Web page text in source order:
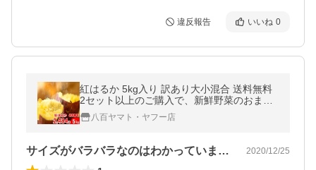
違反報告 いいね 0
紅はるか 5kg入り 訳あり大小混合 送料無料
2セット以上のご購入で、新鮮野菜のおまけ
（同一配送先に限ります) 焼き芋 に最適な
蜜芋 5営業日以内 発送可
八百ヤマト・ヤフー店
サイズがバラバラなのはわかっていました… 2020/12/25